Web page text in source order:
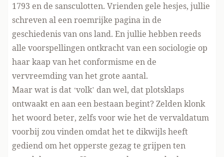
1793 en de sansculotten. Vrienden gele hesjes, jullie
schreven al een roemrijke pagina in de
geschiedenis van ons land. En jullie hebben reeds
alle voorspellingen ontkracht van een sociologie op
haar kaap van het conformisme en de
vervreemding van het grote aantal.
Maar wat is dat ‘volk’ dan wel, dat plotsklaps
ontwaakt en aan een bestaan begint? Zelden klonk
het woord beter, zelfs voor wie het de vervaldatum
voorbij zou vinden omdat het te dikwijls heeft
gediend om het opperste gezag te grijpen ten